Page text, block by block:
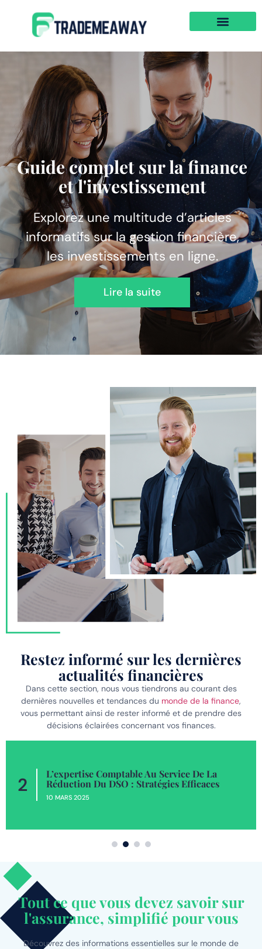
Guide complet sur la finance
et l'investissement
Explorez une multitude d’articles
informatifs sur la gestion financière,
les investissements en ligne.
Lire la suite
Restez informé sur les dernières
actualités financières
Dans cette section, nous vous tiendrons au courant des
dernières nouvelles et tendances du monde de la finance,
vous permettant ainsi de rester informé et de prendre des
décisions éclairées concernant vos finances.
2
L’expertise Comptable Au Service De La
Réduction Du DSO : Stratégies Efficaces
10 MARS 2025
Tout ce que vous devez savoir sur
l'assurance, simplifié pour vous
Découvrez des informations essentielles sur le monde de